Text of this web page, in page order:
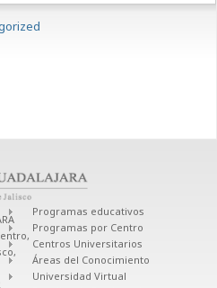
Programas educativos
Programas por Centro
Centros Universitarios
Áreas del Conocimiento
Universidad Virtual